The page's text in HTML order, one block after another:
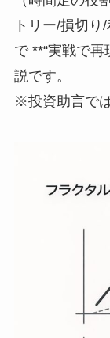
トリー/損切
で **“実戦で
説です。
※投資助言で